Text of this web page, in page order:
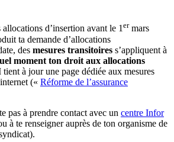
d’insertion avant le 1ermars
ta demande d’allocations
des mesures transitoires s’appliquent à
moment ton droit aux allocations
à jour une page dédiée aux mesures
(« Réforme de l’assurance
pas à prendre contact avec un centre Infor
à te renseigner auprès de ton organisme de